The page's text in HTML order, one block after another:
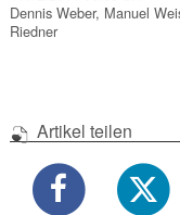
Dennis Weber, Manuel
Riedner
Artikel teilen